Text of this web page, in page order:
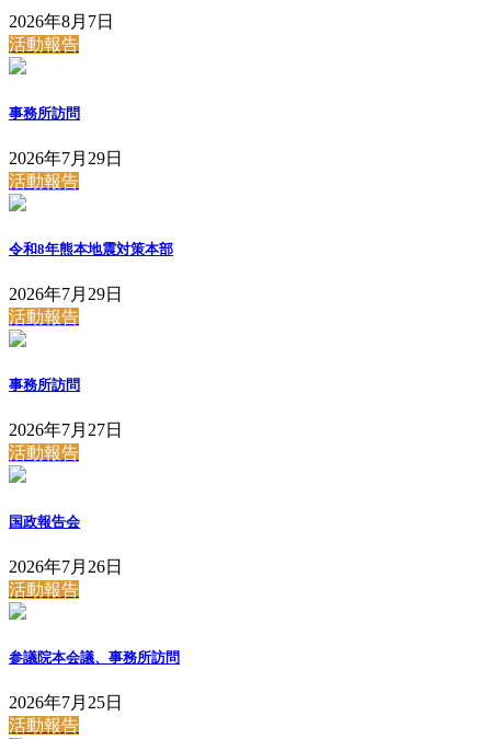
2026年8月7日
活動報告
事務所訪問
2026年7月29日
活動報告
令和8年熊本地震対策本部
2026年7月29日
活動報告
事務所訪問
2026年7月27日
活動報告
国政報告会
2026年7月26日
活動報告
参議院本会議、事務所訪問
2026年7月25日
活動報告